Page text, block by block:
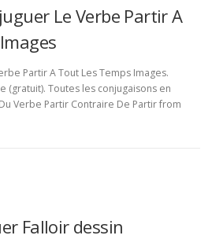
Le Verbe Partir A
Partir A Tout Les Temps Images.
(gratuit). Toutes les conjugaisons en
Verbe Partir Contraire De Partir from
Falloir dessin